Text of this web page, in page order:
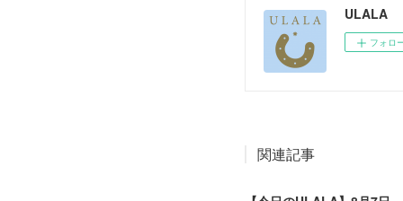
ULALA
フォロ
関連記事